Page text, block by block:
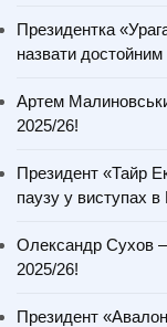
Президентка
назвати
Артем
2025/26!
Президент «Тайр
паузу у виступах в
Олександр Сухов –
2025/26!
Президент